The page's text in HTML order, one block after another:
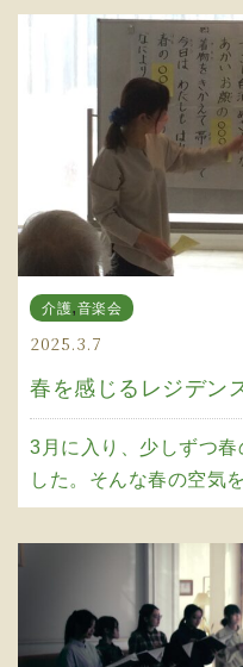
介護,音楽会
2025.3.7
春を感じるレジデン
3月に入り、少しずつ
した。そんな春の空気